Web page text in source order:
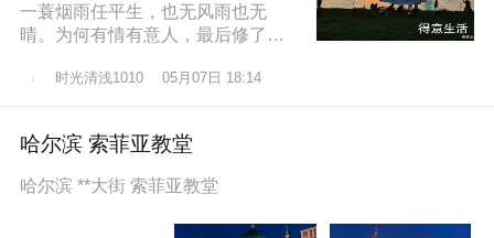
一蓑烟雨任平生，也无风雨也无
晴。为何有情有意人，最后修了无
却有情。莫道桑榆晚，为霞尚满
时光清浅1010 05月07日 18:14
哈尔滨 索菲亚教堂
哈尔滨 **大街 索菲亚教堂